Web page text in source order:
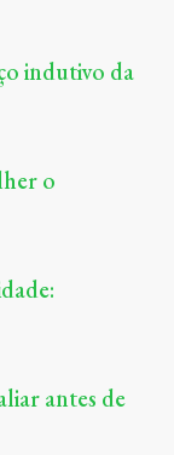
indutivo da
o
antes de